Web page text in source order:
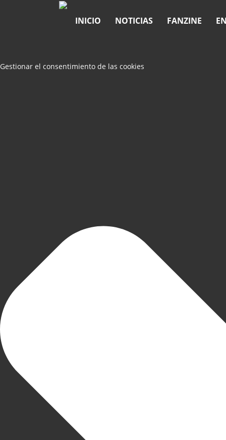
INICIO NOTICIAS FANZINE
Gestionar el consentimiento de las cookies